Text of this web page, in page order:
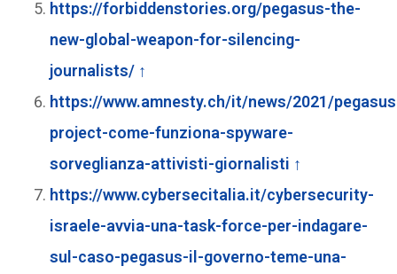
https://forbiddenstories.org/pegasus-the-
new-global-weapon-for-silencing-
journalists/ ↑
https://www.amnesty.ch/it/news/2021/
project-come-funziona-spyware-
sorveglianza-attivisti-giornalisti ↑
https://www.cybersecitalia.it/cybersecurity-
israele-avvia-una-task-force-per-indagare-
sul-caso-pegasus-il-governo-teme-una-